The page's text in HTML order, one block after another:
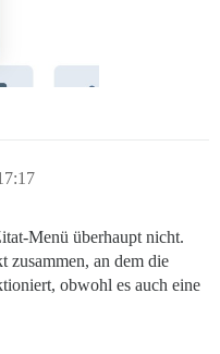
Menü überhaupt nicht.
zusammen, an dem die
obwohl es auch eine